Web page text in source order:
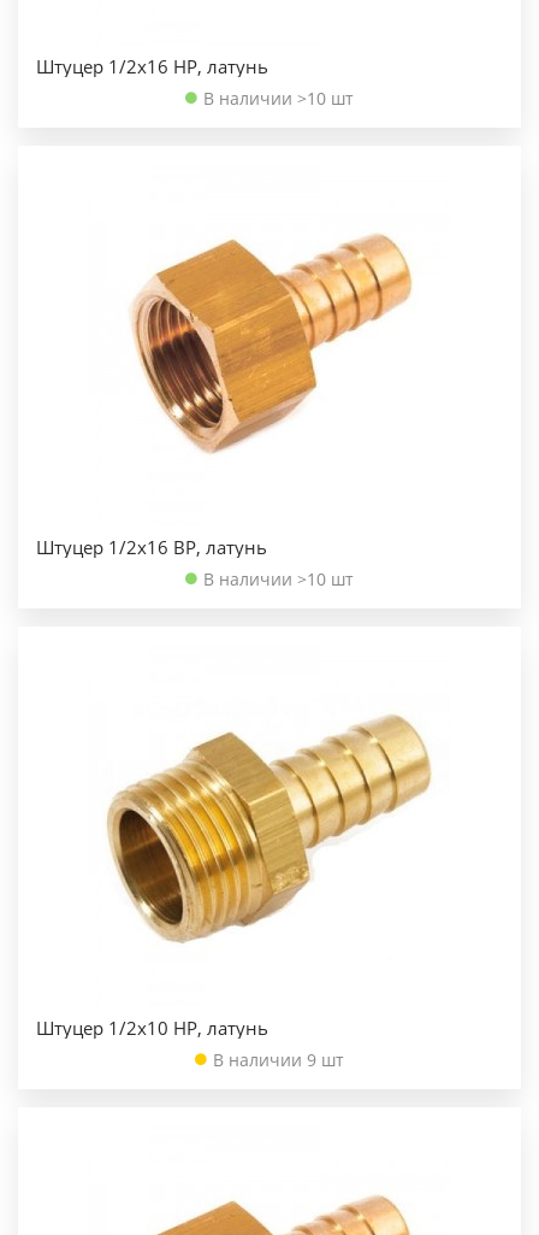
Штуцер 1/2х16 НР, латунь
В наличии >10 шт
Штуцер 1/2х16 ВР, латунь
В наличии >10 шт
Штуцер 1/2х10 НР, латунь
В наличии 9 шт